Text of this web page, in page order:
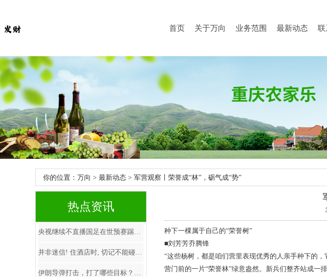
首页 关于万向 业务范围 最新动态 联
你的位置： 万向 > 最新动态 > 军营观察丨荣誉成“林”，砺气成“势”
热点资讯
央视继续不直播国足在世预赛踢沙特 CCTV5同时间播国乒出战WTT赛
并非迷信! 住酒店时, 切记不能碰的5样东西, 看完涨知识了
伊朗导弹打击，打了哪些目标？伊朗革命卫队总参谋长的宣布，以及各媒体报
种下一棵属于自己的“荣誉树”
■刘芳芳乔腾锋
“这些杨树，都是咱们营里表现优秀的人亲手种下的
营门前的一片“荣誉林”绿意盎然。新兵们整齐站成一